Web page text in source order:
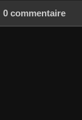
0 commentaire